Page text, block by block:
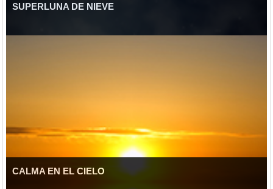
SUPERLUNA DE NIEVE
CALMA EN EL CIELO